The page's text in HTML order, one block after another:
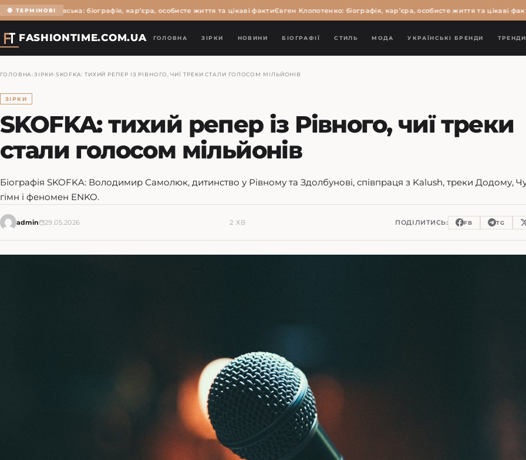
🔴 ТЕРМІНОВІ
Мартиновська: біографія, кар’єра, особисте життя та цікаві фактиЄвген Клопотенко: біографія, кар’єра, особисте життя та цікаві факти
FASHIONTIME.COM.UA ГОЛОВНА ЗІРКИ НОВИНИ БІОГРАФІЇ СТИЛЬ МОДА УКРАЇНСЬКІ БРЕНДИ ТРЕНДИ
ГОЛОВНА ›ЗІРКИ›SKOFKA: ТИХИЙ РЕПЕР ІЗ РІВНОГО, ЧИЇ ТРЕКИ СТАЛИ ГОЛОСОМ МІЛЬЙОНІВ
ЗІРКИ
SKOFKA: тихий репер із Рівного, чиї треки
стали голосом мільйонів
Біографія SKOFKA: Володимир Самолюк, дитинство у Рівному та Здолбунові, співпраця з Kalush, треки Додому,
гімн і феномен ENKO.
admin 29.05.2026 2 ХВ ПОДІЛИТИСЬ: FB TG